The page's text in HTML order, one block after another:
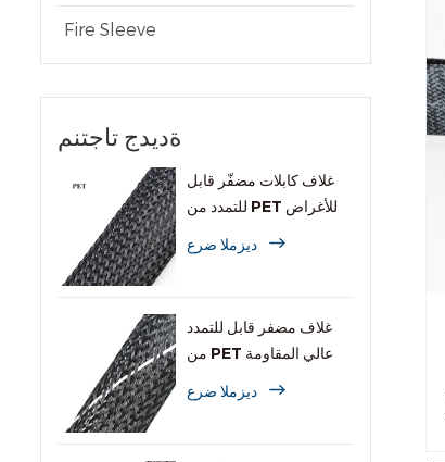
Fire Sleeve
ةديدج تاجتنم
غلاف كابلات مضفّر قابل
للتمدد من PET للأغراض
ديزملا ضرع
غلاف مضفر قابل للتمدد
من PET عالي المقاومة
ديزملا ضرع